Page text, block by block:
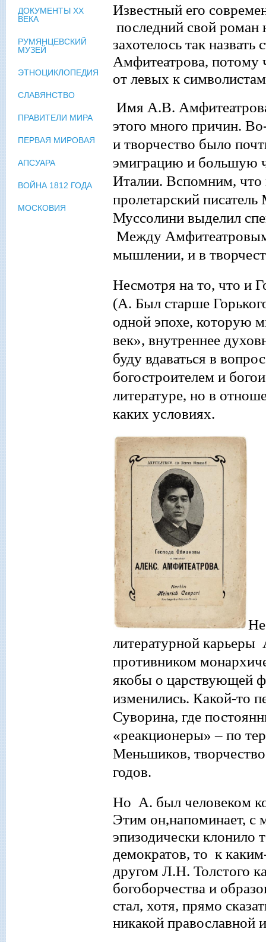
Известный его
последний свой
захотелось так
Амфитеатрова, потому
от левых к
Имя А.В.
этого много причин.
и творчество было
эмиграцию и большую
Италии. Вспомним, что
пролетарский
Муссолини выделил
Между Амфитеатровым
мышлении, и в
Несмотря на то, что и Г
(А. Был старше
одной эпохе, которую
век», внутреннее
буду вдаваться в
богостроителем и
литературе, но в
каких условиях.
литературной карьеры
противником
якобы о царствующей
изменились. Какой-то
Суворина, где
«реакционеры» – по
Меньшиков,
годов.
Но А. был человеком
Этим он,напоминает, с
эпизодически клонило
демократов, то к
другом Л.Н. Толстого
богоборчества и
стал, хотя, прямо
никакой православной
ДОКУМЕНТЫ XX
ВЕКА
РУМЯНЦЕВСКИЙ
МУЗЕЙ
ЭТНОЦИКЛОПЕДИЯ
СЛАВЯНСТВО
ПРАВИТЕЛИ МИРА
ПЕРВАЯ МИРОВАЯ
АПСУАРА
ВОЙНА 1812 ГОДА
МОСКОВИЯ